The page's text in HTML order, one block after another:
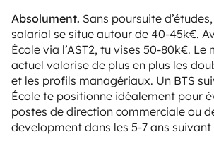
Absolument. Sans poursuite
salarial se situe autour de 40-45k€.
École via l’AST2, tu vises 50-80k€.
actuel valorise de plus en plus les
et les profils managériaux. Un BTS
École te positionne idéalement pour
postes de direction commerciale ou
development dans les 5-7 ans